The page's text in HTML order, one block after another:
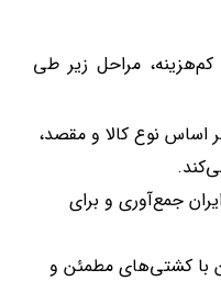
مراحل زیر طی
اساس نوع کالا و مقصد،
جمع‌آوری و برای
با کشتی‌های مطمئن و